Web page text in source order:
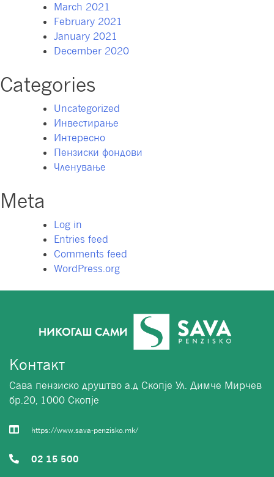
March 2021
February 2021
January 2021
December 2020
Categories
Uncategorized
Инвестирање
Интересно
Пензиски фондови
Членување
Meta
Log in
Entries feed
Comments feed
WordPress.org
Контакт
Сава пензиско друштво а.д Скопје Ул. Димче Мирчев
бр.20, 1000 Скопје
https://www.sava-penzisko.mk/
02 15 500